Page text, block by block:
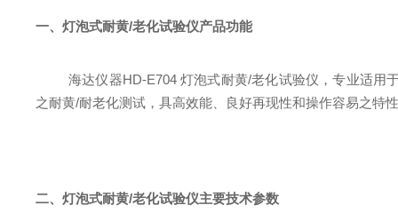
一、灯泡式耐黄/老化试验仪产品功能
海达仪器HD-E704 灯泡式耐黄/老化试验仪，专业适用
之耐黄/耐老化测试，具高效能、良好再现性和操作容易之特
二、灯泡式耐黄/老化试验仪主要技术参数